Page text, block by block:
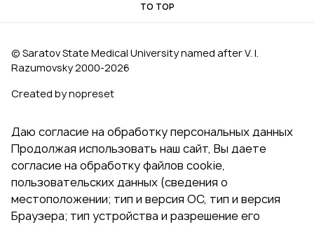
TO TOP
© Saratov State Medical University named after V. I.
Razumovsky 2000‑2026
Created by nopreset
Даю согласие на обработку персональных данных
Продолжая использовать наш сайт, Вы даете
согласие на обработку файлов cookie,
пользовательских данных (сведения о
местоположении; тип и версия ОС, тип и версия
Браузера; тип устройства и разрешение его